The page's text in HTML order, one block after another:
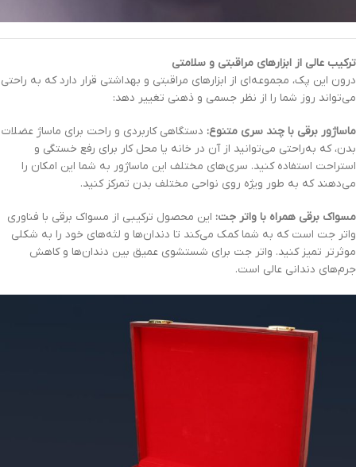
ترکیب عالی از ابزارهای مراقبتی و سلامتی
درون این پک، مجموعه‌ای از ابزارهای مراقبتی و بهداشتی قرار دارد که به راحتی
می‌تواند روز شما را از نظر جسمی و ذهنی تغییر دهد:
ماساژور برقی با چند سری متنوع: دستگاهی کاربردی و راحت برای ماساژ عضلات
بدن، که به‌راحتی می‌توانید از آن در خانه یا محل کار برای رفع خستگی و
استراحت استفاده کنید. سری‌های مختلف این ماساژور به شما این امکان را
می‌دهند که به طور ویژه روی نواحی مختلف بدن تمرکز کنید.
مسواک برقی همراه با واتر جت: این محصول ترکیبی از مسواک برقی با فناوری
واتر جت است که به شما کمک می‌کند تا دندان‌ها و لثه‌های خود را به شکلی
موثرتر تمیز کنید. واتر جت برای شستشوی عمیق بین دندان‌ها و کاهش
جرم‌های دندانی عالی است.